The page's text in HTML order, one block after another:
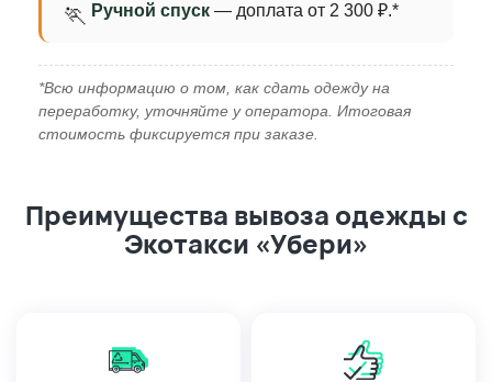
🏃 Ручной спуск — доплата от 2 300 ₽.*
*Всю информацию о том, как сдать одежду на
переработку, уточняйте у оператора. Итоговая
стоимость фиксируется при заказе.
Преимущества вывоза одежды с
Экотакси «Убери»